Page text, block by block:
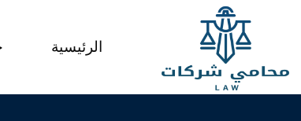
المحتوى
الرئيسية